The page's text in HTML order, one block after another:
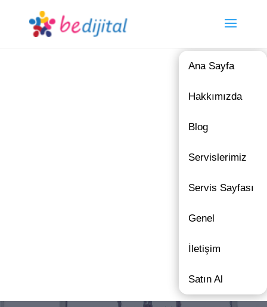
Ana Sayfa
Hakkımızda
Blog
Servislerimiz
Servis Sayfası
Genel
İletişim
Satın Al